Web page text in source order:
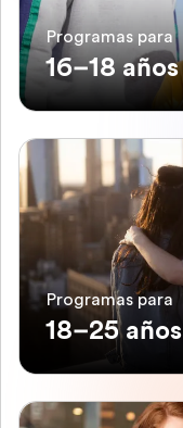
Programas para
16–18 años
Programas para
18–25 años